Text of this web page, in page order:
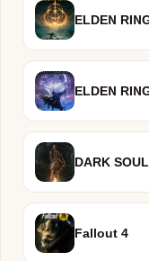
ELDEN
ELDEN
DARK
Fallout 4